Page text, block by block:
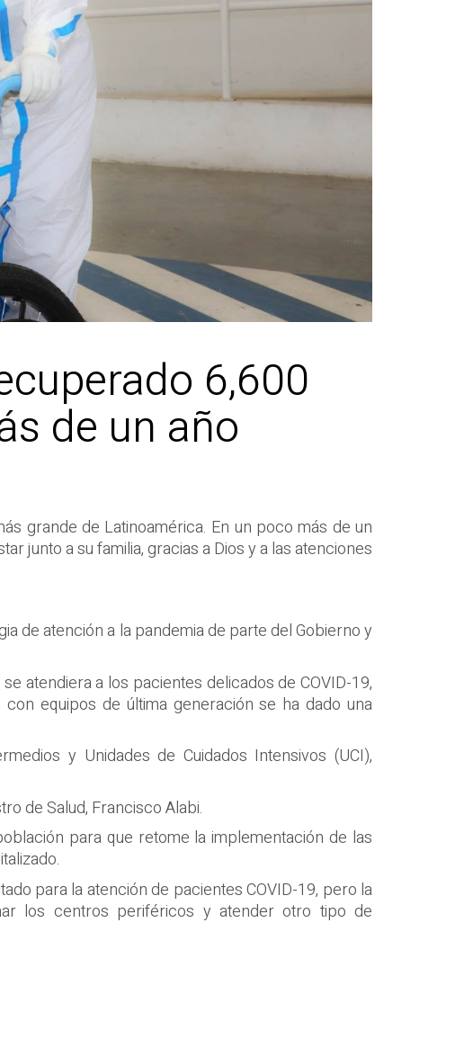
6,600
de un año
grande de Latinoamérica. En un poco más de un
junto a su familia, gracias a Dios y a las atenciones
de atención a la pandemia de parte del Gobierno y
atendiera a los pacientes delicados de COVID-19,
equipos de última generación se ha dado una
y Unidades de Cuidados Intensivos (UCI),
de Salud, Francisco Alabi.
para que retome la implementación de las
para la atención de pacientes COVID-19, pero la
los centros periféricos y atender otro tipo de